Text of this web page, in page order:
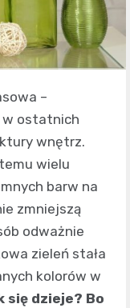
–
w ostatnich
wnętrz.
wielu
barw na
zmniejszą
odważnie
zieleń stała
kolorów w
się dzieje? Bo